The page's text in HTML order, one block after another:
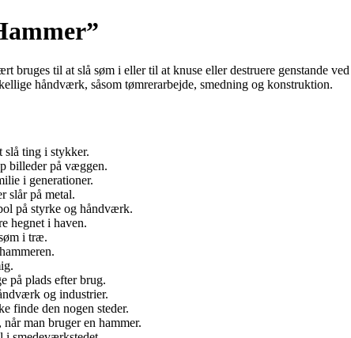
bruges til at slå søm i eller til at knuse eller destruere genstande
håndværk, såsom tømrerarbejde, smedning og konstruktion.
slå ting i stykker.
billeder på væggen.
i generationer.
slår på metal.
på styrke og håndværk.
hegnet i haven.
i træ.
på plads efter brug.
og industrier.
finde den nogen steder.
man bruger en hammer.